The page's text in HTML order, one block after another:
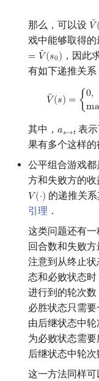
Min_25 筛
洲阁筛
Meissel–Lehmer 算
连分数
Stern–Brocot 树与
二次域
Pell 方程
矩阵树定理
LGV 引理
图上随机游走
那么，可以设 ˜
𝑉
V~
戏中能够取得
= ˜
𝑉(𝑠0) ，因此
有如下递推关系
˜
𝑉(𝑠) = {0,
ma
V~( ) s∈
其中， 𝑎𝑠→𝑡
as→ t表
果有多个这样
公平组合游戏
方和失败方的收
𝑉(⋅)
V(⋅)
的递推关
引理 ．
这类问题还有
回合数和失败
注意到从终止状
态和必败状态时
进行到的轮次
必胜状态只需
由后继状态中
为必败状态需
后继状态中轮
这一方法同样